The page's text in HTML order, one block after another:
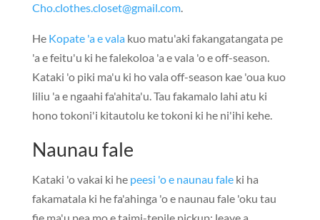
Cho.clothes.closet@gmail.com.
He Kopate 'a e valakuo matu'aki fakangatangata pe
'a e feitu'u ki he falekoloa 'a e vala 'o e off-season.
Kataki 'o piki ma'u ki ho vala off-season kae 'oua kuo
liliu 'a e ngaahi fa'ahita'u. Tau fakamalo lahi atu ki
hono tokoni'i kitautolu ke tokoni ki he ni'ihi kehe.
Naunau fale
Kataki 'o vakai ki he peesi 'o e naunau faleki ha
fakamatala ki he fa'ahinga 'o e naunau fale 'oku tau